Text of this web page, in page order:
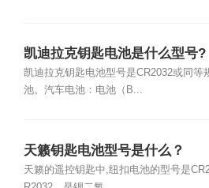
凯迪拉克钥匙电池是什么型号?
凯迪拉克钥匙电池型号是CR2032或同等
池。汽车电池：电池（B...
天籁钥匙电池型号是什么？
天籁的遥控钥匙中,纽扣电池的型号是